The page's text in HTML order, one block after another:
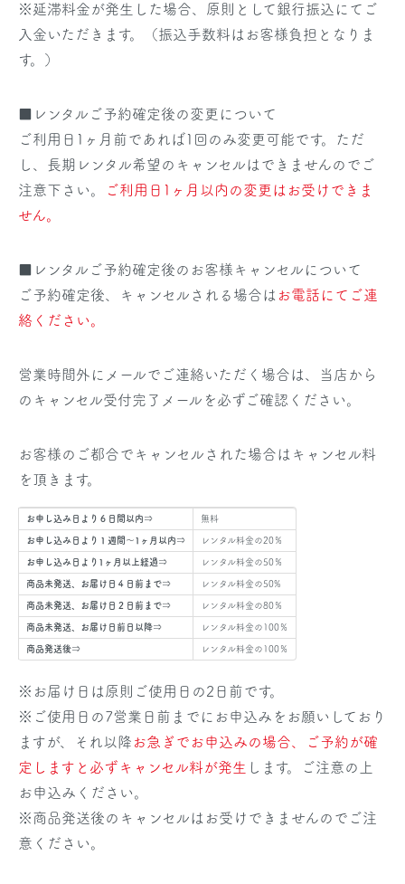
※延滞料金が発生した場合、原則として銀行振込にてご
入金いただきます。（振込手数料はお客様負担となりま
す。）
■レンタルご予約確定後の変更について
ご利用日1ヶ月前であれば1回のみ変更可能です。ただ
し、長期レンタル希望のキャンセルはできませんのでご
注意下さい。
ご利用日1ヶ月以内の変更はお受けできま
せん。
■レンタルご予約確定後のお客様キャンセルについて
ご予約確定後、キャンセルされる場合は お電話にてご連
絡ください。
営業時間外にメールでご連絡いただく場合は、当店から
のキャンセル受付完了メールを必ずご確認ください。
お客様のご都合でキャンセルされた場合はキャンセル料
を頂きます。
お申し込み日より６日間以内⇒ 無料
お申し込み日より１週間～1ヶ月以内⇒ レンタル料金の20％
お申し込み日より1ヶ月以上経過⇒ レンタル料金の50％
商品未発送、お届け日４日前まで⇒ レンタル料金の50%
商品未発送、お届け日２日前まで⇒ レンタル料金の80％
商品未発送、お届け日前日以降⇒ レンタル料金の100％
商品発送後⇒ レンタル料金の100％
※お届け日は原則ご使用日の2日前です。
※ご使用日の7営業日前までにお申込みをお願いしており
ますが、それ以降 お急ぎでお申込みの場合、ご予約が確
定しますと必ずキャンセル料が発生 します。ご注意の上
お申込みください。
※商品発送後のキャンセルはお受けできませんのでご注
意ください。